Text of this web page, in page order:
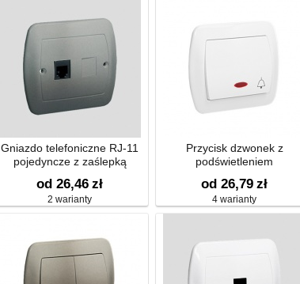
Gniazdo telefoniczne RJ-11
pojedyncze z zaślepką
od 26,46 zł
2 warianty
Przycisk dzwonek z
podświetleniem
od 26,79 zł
4 warianty